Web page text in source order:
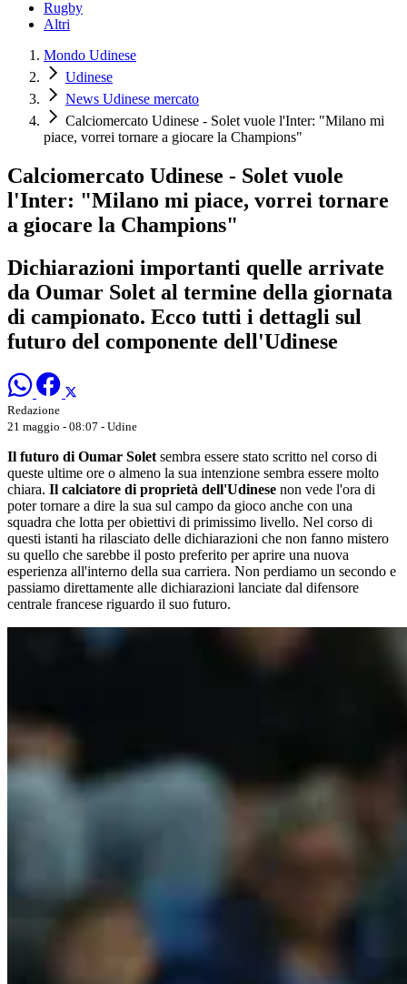
Rugby
Altri
Mondo Udinese
Udinese
News Udinese mercato
Calciomercato Udinese - Solet vuole l'Inter: "Milano mi
piace, vorrei tornare a giocare la Champions"
Calciomercato Udinese - Solet vuole
l'Inter: "Milano mi piace, vorrei tornare
a giocare la Champions"
Dichiarazioni importanti quelle arrivate
da Oumar Solet al termine della giornata
di campionato. Ecco tutti i dettagli sul
futuro del componente dell'Udinese
Redazione
21 maggio - 08:07 - Udine
Il futuro di Oumar Solet sembra essere stato scritto nel corso di
queste ultime ore o almeno la sua intenzione sembra essere molto
chiara. Il calciatore di proprietà dell'Udinese non vede l'ora di
poter tornare a dire la sua sul campo da gioco anche con una
squadra che lotta per obiettivi di primissimo livello. Nel corso di
questi istanti ha rilasciato delle dichiarazioni che non fanno mistero
su quello che sarebbe il posto preferito per aprire una nuova
esperienza all'interno della sua carriera. Non perdiamo un secondo e
passiamo direttamente alle dichiarazioni lanciate dal difensore
centrale francese riguardo il suo futuro.